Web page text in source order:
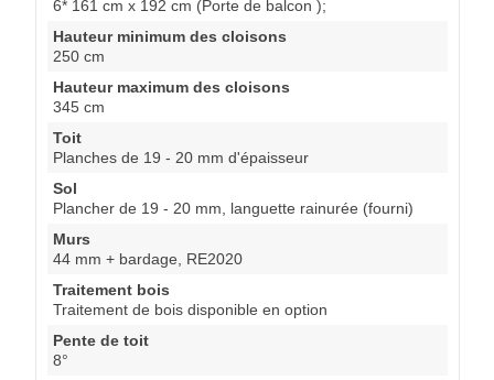
6* 161 cm x 192 cm (Porte de balcon );
Hauteur minimum des cloisons
250 cm
Hauteur maximum des cloisons
345 cm
Toit
Planches de 19 - 20 mm d'épaisseur
Sol
Plancher de 19 - 20 mm, languette rainurée (fourni)
Murs
44 mm + bardage, RE2020
Traitement bois
Traitement de bois disponible en option
Pente de toit
8°